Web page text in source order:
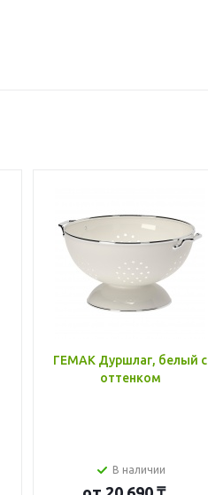
ГЕМАК Дуршлаг, белый с
оттенком
В наличии